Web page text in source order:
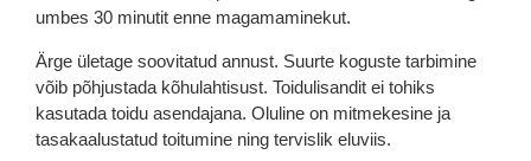
umbes 30 minutit enne magamaminekut.
Ärge ületage soovitatud annust. Suurte koguste tarbimine
võib põhjustada kõhulahtisust. Toidulisandit ei tohiks
kasutada toidu asendajana. Oluline on mitmekesine ja
tasakaalustatud toitumine ning tervislik eluviis.